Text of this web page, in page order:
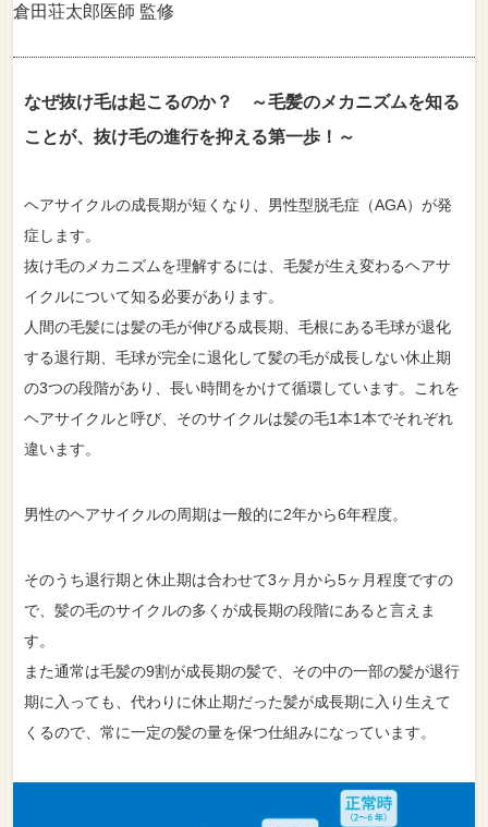
倉田荘太郎医師 監修
なぜ抜け毛は起こるのか？ ～毛髪のメカニズムを知る
ことが、抜け毛の進行を抑える第一歩！～
ヘアサイクルの成長期が短くなり、男性型脱毛症（AGA）が発
症します。
抜け毛のメカニズムを理解するには、毛髪が生え変わるヘアサ
イクルについて知る必要があります。
人間の毛髪には髪の毛が伸びる成長期、毛根にある毛球が退化
する退行期、毛球が完全に退化して髪の毛が成長しない休止期
の3つの段階があり、長い時間をかけて循環しています。これを
ヘアサイクルと呼び、そのサイクルは髪の毛1本1本でそれぞれ
違います。
男性のヘアサイクルの周期は一般的に2年から6年程度。
そのうち退行期と休止期は合わせて3ヶ月から5ヶ月程度ですの
で、髪の毛のサイクルの多くが成長期の段階にあると言えま
す。
また通常は毛髪の9割が成長期の髪で、その中の一部の髪が退行
期に入っても、代わりに休止期だった髪が成長期に入り生えて
くるので、常に一定の髪の量を保つ仕組みになっています。